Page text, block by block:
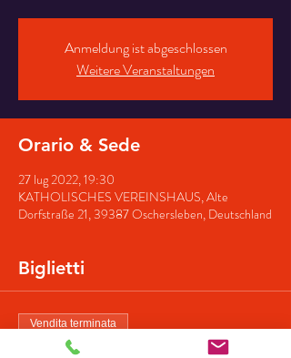
Anmeldung ist abgeschlossen
Weitere Veranstaltungen
Orario & Sede
27 lug 2022, 19:30
KATHOLISCHES VEREINSHAUS, Alte
Dorfstraße 21, 39387 Oschersleben, Deutschland
Biglietti
Vendita terminata
Tipo di biglietto